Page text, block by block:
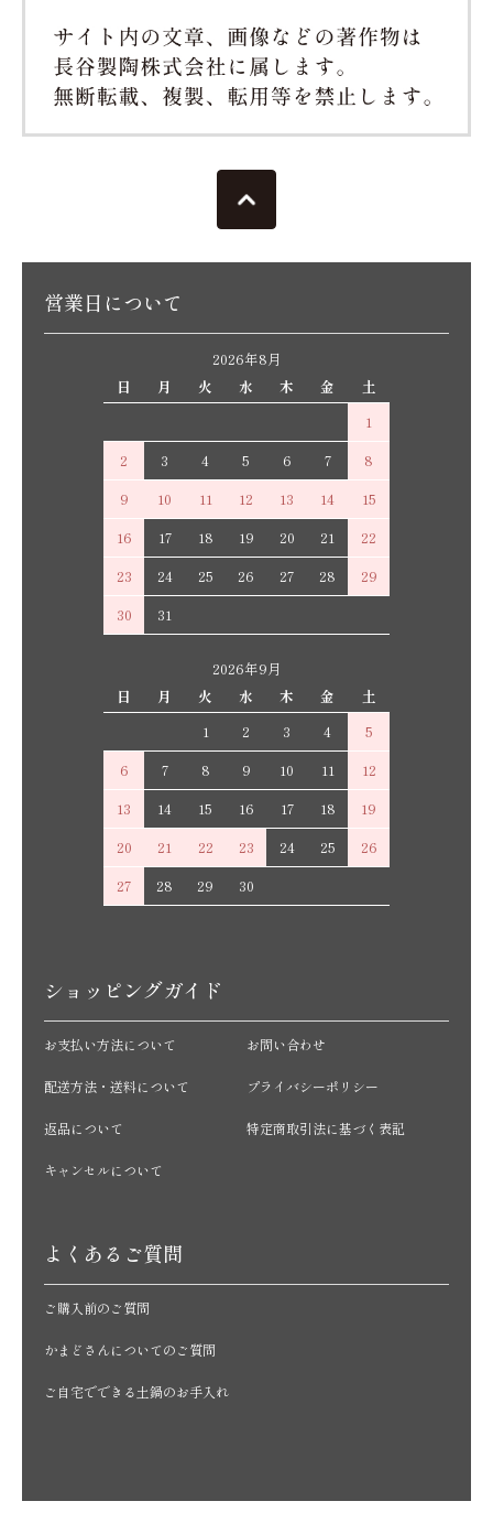
営業日について
2026年8月
日
月 火 水 木 金
土
1
2
3 4 5 6 7
8
9
10 11 12 13 14
15
16
17 18 19 20 21
22
23
24 25 26 27 28
29
30
31
2026年9月
日
月 火 水 木 金
土
1
2 3 4
5
6
7 8 9 10 11
12
13
14 15 16 17 18
19
20
21 22 23 24 25
26
27
28 29 30
ショッピングガイド
お支払い方法について
配送方法・送料について
返品について
キャンセルについて
お問い合わせ
プライバシーポリシー
特定商取引法に基づく表記
よくあるご質問
ご購入前のご質問
かまどさんについてのご質問
ご自宅でできる土鍋のお手入れ